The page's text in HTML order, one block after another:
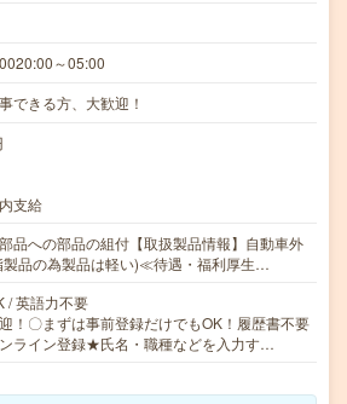
～05:00
できる方、大歓迎！
支給
品への部品の組付【取扱製品情報】自動車外
製品の為製品は軽い)≪待遇・福利厚生…
/ 英語力不要
！〇まずは事前登録だけでもOK！履歴書不要
ライン登録★氏名・職種などを入力す…